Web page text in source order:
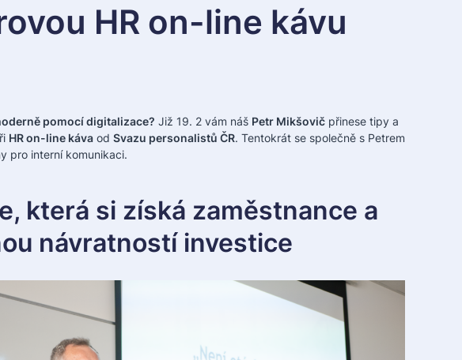
HR on-line kávu
pomocí digitalizace? Již 19. 2 vám náš Petr Mikšovič přinese tipy a
HR on-line káva od Svazu personalistů ČR. Tentokrát se společně s Petrem
pro interní komunikaci.
která si získá zaměstnance a
návratností investice